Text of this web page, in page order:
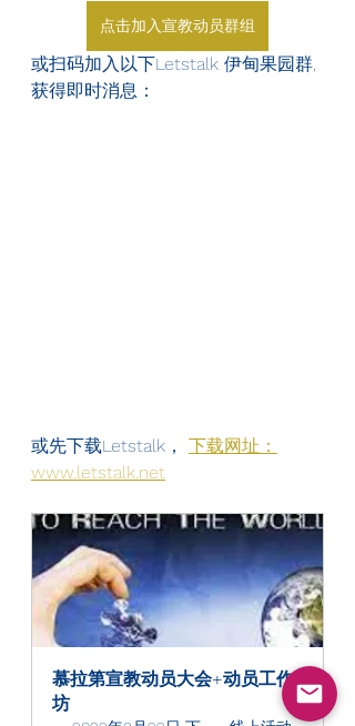
点击加入宣教动员群组
或扫码加入以下Letstalk 伊甸果园群,
获得即时消息：
或先下载Letstalk， 下载网址：
www.letstalk.net
慕拉第宣教动员大会+动员工作
坊